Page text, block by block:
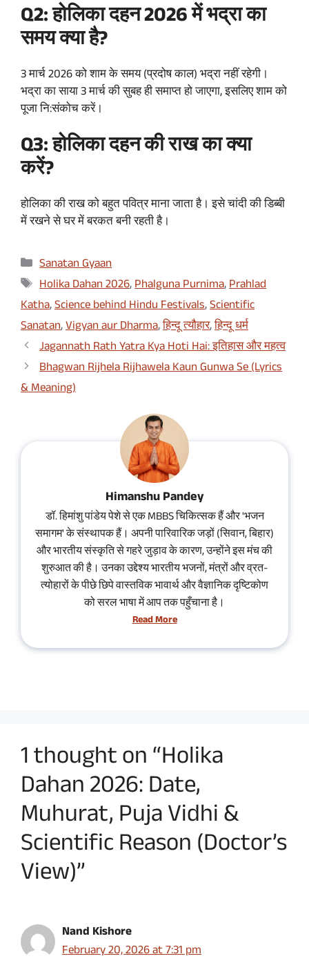
Q2: होलिका दहन 2026 में भद्रा का
समय क्या है?
3 मार्च 2026 को शाम के समय (प्रदोष काल) भद्रा नहीं रहेगी।
भद्रा का साया 3 मार्च की सुबह ही समाप्त हो जाएगा, इसलिए शाम को
पूजा नि:संकोच करें।
Q3: होलिका दहन की राख का क्या
करें?
होलिका की राख को बहुत पवित्र माना जाता है। इसे चांदी की डिब्बी
में रखने से घर में बरकत बनी रहती है।
Categories
Sanatan Gyaan
Tags
Holika Dahan 2026,Phalguna Purnima,Prahlad
Katha,Science behind Hindu Festivals,Scientific
Sanatan,Vigyan aur Dharma,हिन्दू त्यौहार,हिन्दू धर्म
Jagannath Rath Yatra Kya Hoti Hai: इतिहास और महत्व
Bhagwan Rijhela Rijhawela Kaun Gunwa Se (Lyrics
& Meaning)
Himanshu Pandey
डॉ. हिमांशु पांडेय पेशे से एक MBBS चिकित्सक हैं और 'भजन
समागम' के संस्थापक हैं। अपनी पारिवारिक जड़ों (सिवान, बिहार)
और भारतीय संस्कृति से गहरे जुड़ाव के कारण, उन्होंने इस मंच की
शुरुआत की है। उनका उद्देश्य भारतीय भजनों, मंत्रों और व्रत-
त्योहारों के पीछे छिपे वास्तविक भावार्थ और वैज्ञानिक दृष्टिकोण
को सरल भाषा में आप तक पहुँचाना है।
Read More
1 thought on “Holika
Dahan 2026: Date,
Muhurat, Puja Vidhi &
Scientific Reason (Doctor’s
View)”
Nand Kishore
February 20, 2026 at 7:31 pm